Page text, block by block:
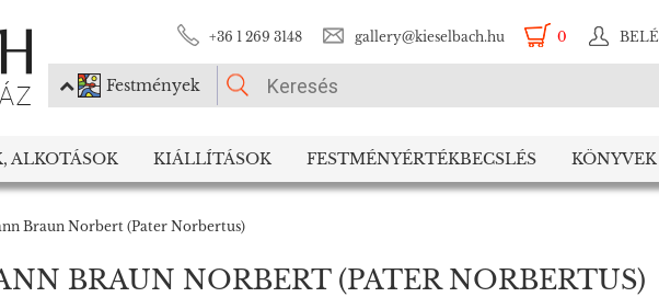
+36 1 269 3148 gallery@kieselbach.hu 0
Festmények
Festmények
ALKOTÁSOK KIÁLLÍTÁSOK FESTMÉNYÉRTÉKBECSLÉS KÖNYVEK
Braun Norbert (Pater Norbertus)
BRAUN NORBERT (PATER NORBERTUS)